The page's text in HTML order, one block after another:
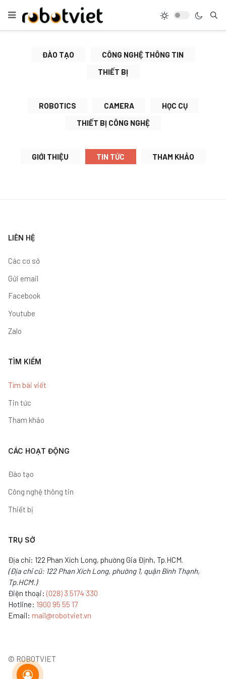
ĐÀO TẠO
CÔNG NGHỆ THÔNG TIN
THIẾT BỊ
ROBOTICS CAMERA
HỌC CỤ
THIẾT BỊ CÔNG NGHỆ
GIỚI THIỆU TIN TỨC THAM KHẢO
LIÊN HỆ
Các cơ sở
Gửi email
Facebook
Youtube
Zalo
TÌM KIẾM
Tìm bài viết
Tin tức
Tham khảo
CÁC HOẠT ĐỘNG
Đào tạo
Công nghệ thông tin
Thiết bị
TRỤ SỞ
Địa chỉ: 122 Phan Xích Long, phường Gia Định, Tp.HCM.
(Địa chỉ cũ: 122 Phan Xích Long, phường 1, quận Bình Thạnh,
Tp.HCM.)
Điện thoại: (028) 3 5174 330
Hotline: 1900 95 55 17
Email: mail@robotviet.vn
© ROBOTVIET